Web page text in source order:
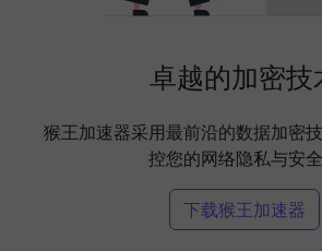
卓越的加密技
猴王加速器采用最前沿的数据加密
控您的网络隐私与安全
下载猴王加速器